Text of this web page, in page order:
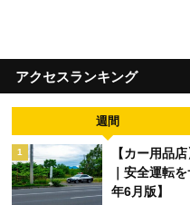
アクセスランキング
週間
1
【カー用品
｜安全運転
年6月版】